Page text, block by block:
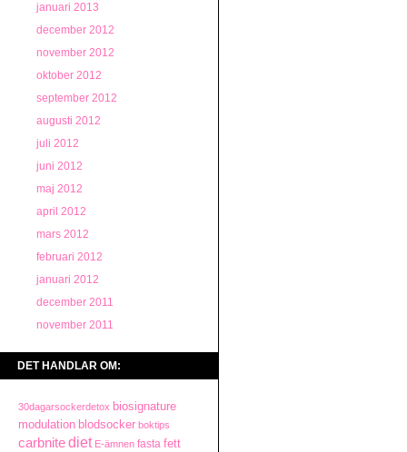
januari 2013
december 2012
november 2012
oktober 2012
september 2012
augusti 2012
juli 2012
juni 2012
maj 2012
april 2012
mars 2012
februari 2012
januari 2012
december 2011
november 2011
DET HANDLAR OM:
30dagarsockerdetox biosignature
modulation blodsocker boktips
carbnitediet E-ämnen fasta fett